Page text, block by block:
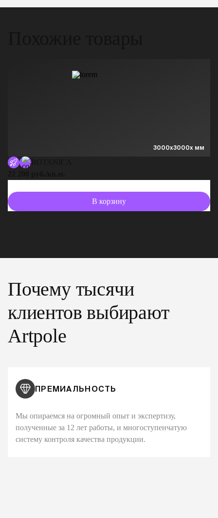
3000x3000x мм
В корзину
Почему тысячи
клиентов выбирают
Artpole
ПРЕМИАЛЬНОСТЬ
Мы опираемся на огромный опыт и экспертизу,
полученные за 12 лет работы, и многоступенчатую
систему контроля качества продукции.